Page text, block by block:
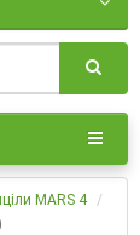
MARS 4